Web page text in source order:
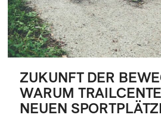
ZUKUNFT DER
WARUM
NEUEN